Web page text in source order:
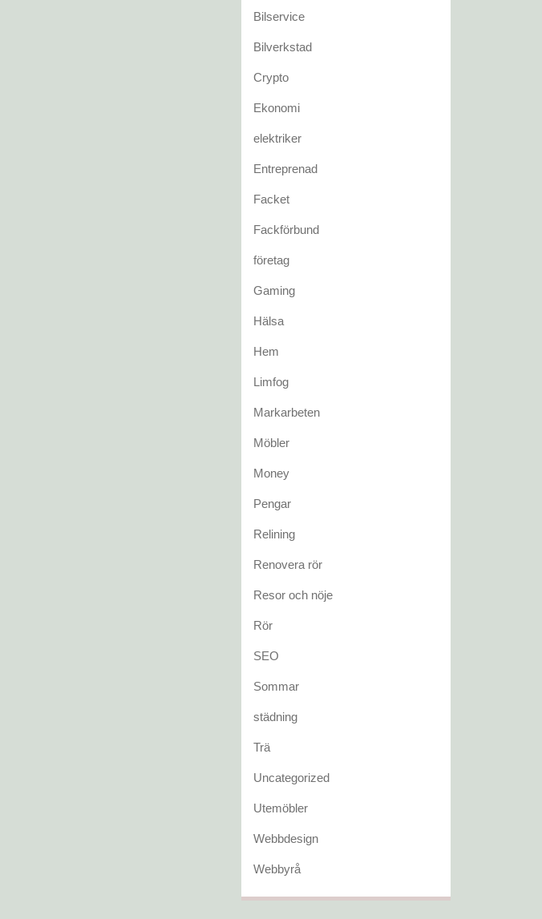
Bilservice
Bilverkstad
Crypto
Ekonomi
elektriker
Entreprenad
Facket
Fackförbund
företag
Gaming
Hälsa
Hem
Limfog
Markarbeten
Möbler
Money
Pengar
Relining
Renovera rör
Resor och nöje
Rör
SEO
Sommar
städning
Trä
Uncategorized
Utemöbler
Webbdesign
Webbyrå